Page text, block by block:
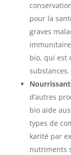
pour la
graves
bio, qui est
substances.
d’autres
bio aide
types de
karité par
nutriments